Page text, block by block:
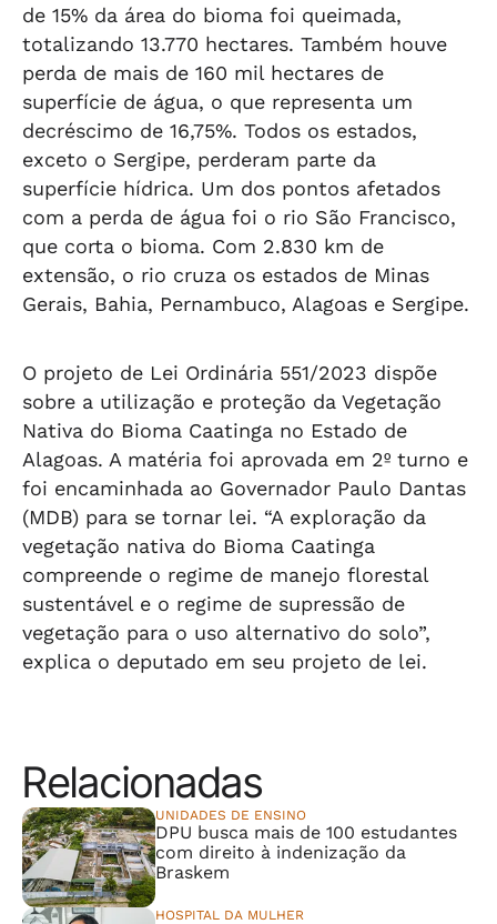
de 15% da área do bioma foi queimada,
totalizando 13.770 hectares. Também houve
perda de mais de 160 mil hectares de
superfície de água, o que representa um
decréscimo de 16,75%. Todos os estados,
exceto o Sergipe, perderam parte da
superfície hídrica. Um dos pontos afetados
com a perda de água foi o rio São Francisco,
que corta o bioma. Com 2.830 km de
extensão, o rio cruza os estados de Minas
Gerais, Bahia, Pernambuco, Alagoas e Sergipe.
O projeto de Lei Ordinária 551/2023 dispõe
sobre a utilização e proteção da Vegetação
Nativa do Bioma Caatinga no Estado de
Alagoas. A matéria foi aprovada em 2º turno e
foi encaminhada ao Governador Paulo Dantas
(MDB) para se tornar lei. “A exploração da
vegetação nativa do Bioma Caatinga
compreende o regime de manejo florestal
sustentável e o regime de supressão de
vegetação para o uso alternativo do solo”,
explica o deputado em seu projeto de lei.
Relacionadas
UNIDADES DE ENSINO
DPU busca mais de 100 estudantes
com direito à indenização da
Braskem
HOSPITAL DA MULHER